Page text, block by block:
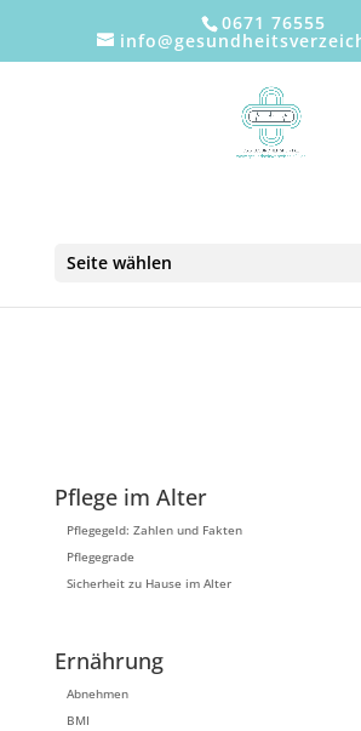
0671 76555
Seite wählen
Pflege im Alter
Pflegegeld: Zahlen und Fakten
Pflegegrade
Sicherheit zu Hause im Alter
Ernährung
Abnehmen
BMI